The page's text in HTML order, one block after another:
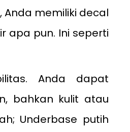
memiliki decal
apa pun. Ini seperti
Anda dapat
bahkan kulit atau
Underbase putih